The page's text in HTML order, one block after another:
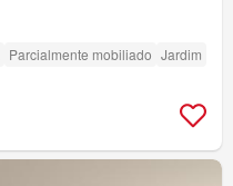
Parcialmente mobiliado Jardim